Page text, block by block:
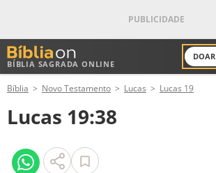
BÍBLIA SAGRADA ONLINE
DOAR
ANTIGO TESTAMENTO
NOVO TESTAMENTO
VERSÍCULOS
Bíblia Novo Testamento Lucas Lucas 19
Lucas 19:38